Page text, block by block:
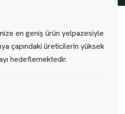
en geniş ürün yelpazesiyle
çapındaki üreticilerin yüksek
hedeflemektedir.